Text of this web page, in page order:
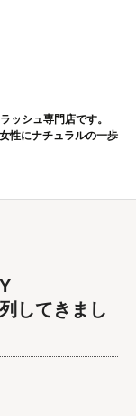
ッシュ専門店です。
性にナチュラルの一歩
してきまし